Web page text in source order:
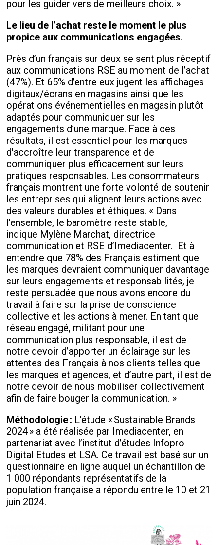
pour les guider vers de meilleurs choix. »
Le lieu de l’achat reste le moment le plus
propice aux communications engagées.
Près d’un français sur deux se sent plus réceptif
aux communications RSE au moment de l’achat
(47%). Et 65% d’entre eux jugent les affichages
digitaux/écrans en magasins ainsi que les
opérations événementielles en magasin plutôt
adaptés pour communiquer sur les
engagements d’une marque. Face à ces
résultats, il est essentiel pour les marques
d'accroître leur transparence et de
communiquer plus efficacement sur leurs
pratiques responsables. Les consommateurs
français montrent une forte volonté de soutenir
les entreprises qui alignent leurs actions avec
des valeurs durables et éthiques. « Dans
l’ensemble, le baromètre reste stable,
indique Mylène Marchat, directrice
communication et RSE d’Imediacenter. Et à
entendre que 78% des Français estiment que
les marques devraient communiquer davantage
sur leurs engagements et responsabilités, je
reste persuadée que nous avons encore du
travail à faire sur la prise de conscience
collective et les actions à mener. En tant que
réseau engagé, militant pour une
communication plus responsable, il est de
notre devoir d’apporter un éclairage sur les
attentes des Français à nos clients telles que
les marques et agences, et d’autre part, il est de
notre devoir de nous mobiliser collectivement
afin de faire bouger la communication. »
Méthodologie : L’étude « Sustainable Brands
2024 » a été réalisée par Imediacenter, en
partenariat avec l’institut d’études Infopro
Digital Etudes et LSA. Ce travail est basé sur un
questionnaire en ligne auquel un échantillon de
1 000 répondants représentatifs de la
population française a répondu entre le 10 et 21
juin 2024.